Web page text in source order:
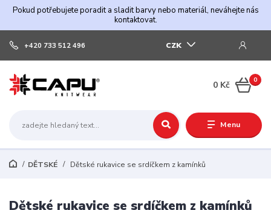
Pokud potřebujete poradit a sladit barvy nebo materiál, neváhejte nás
kontaktovat.
Menu
CZK
+420 733 512 496
0
0 Kč
DĚTSKÉ Dětské rukavice se srdíčkem z kamínků
Dětské rukavice se srdíčkem z kamínků